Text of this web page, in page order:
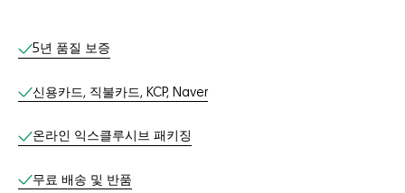
온라인 서비스
5년 품질 보증
신용카드, 직불카드, KCP, Naver
온라인 익스클루시브 패키징​
무료 배송 및 반품​